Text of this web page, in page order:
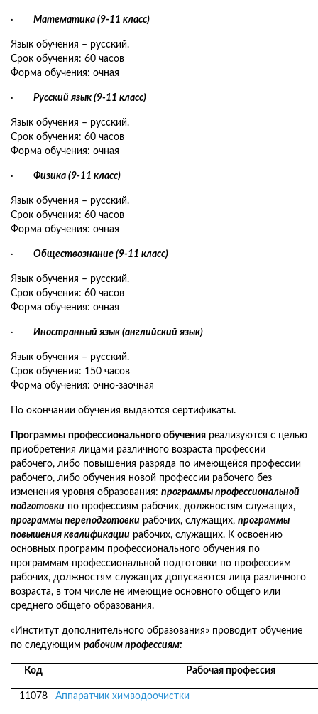
· Математика (9-11 класс)
Язык обучения – русский.
Срок обучения: 60 часов
Форма обучения: очная
· Русский язык (9-11 класс)
Язык обучения – русский.
Срок обучения: 60 часов
Форма обучения: очная
· Физика (9-11 класс)
Язык обучения – русский.
Срок обучения: 60 часов
Форма обучения: очная
· Обществознание (9-11 класс)
Язык обучения – русский.
Срок обучения: 60 часов
Форма обучения: очная
· Иностранный язык (английский язык)
Язык обучения – русский.
Срок обучения: 150 часов
Форма обучения: очно-заочная
По окончании обучения выдаются сертификаты.
Программы профессионального обучения реализуются с целью
приобретения лицами различного возраста профессии
рабочего, либо повышения разряда по имеющейся профессии
рабочего, либо обучения новой профессии рабочего без
изменения уровня образования: программы профессиональной
подготовки по профессиям рабочих, должностям служащих,
программы переподготовки рабочих, служащих, программы
повышения квалификации рабочих, служащих. К освоению
основных программ профессионального обучения по
программам профессиональной подготовки по профессиям
рабочих, должностям служащих допускаются лица различного
возраста, в том числе не имеющие основного общего или
среднего общего образования.
«Институт дополнительного образования» проводит обучение
по следующим рабочим профессиям:
Код Рабочая профессия
11078 Аппаратчик химводоочистки